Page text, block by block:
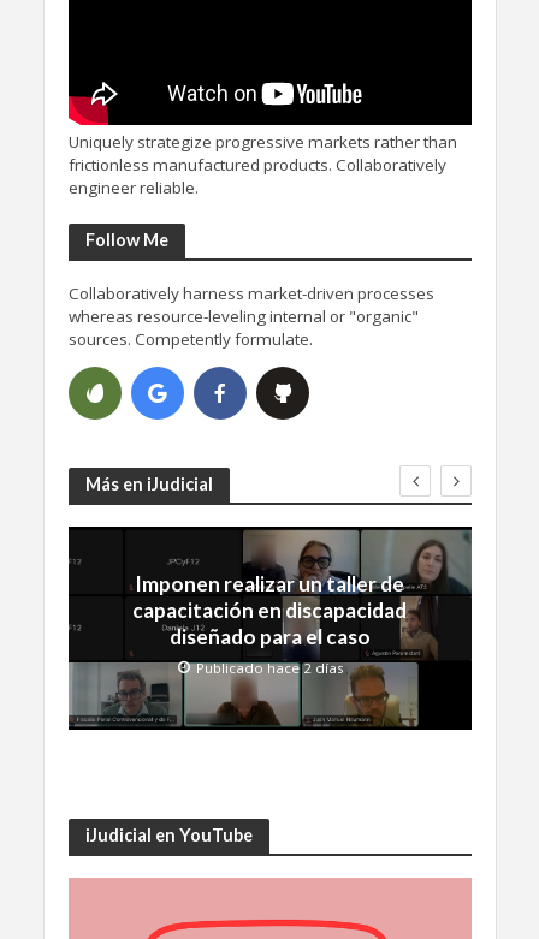
Uniquely strategize progressive markets rather than
frictionless manufactured products. Collaboratively
engineer reliable.
Follow Me
Collaboratively harness market-driven processes
whereas resource-leveling internal or "organic"
sources. Competently formulate.
Más en iJudicial
Imponen realizar un taller de
capacitación en discapacidad
diseñado para el caso
Publicado hace 2 días
iJudicial en YouTube